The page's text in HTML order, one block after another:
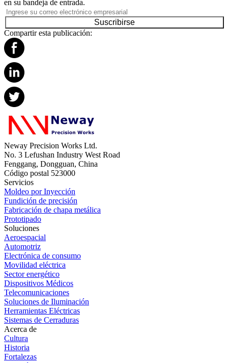
en su bandeja de entrada.
Suscribirse
Compartir esta publicación:
Neway Precision Works Ltd.
No. 3 Lefushan Industry West Road
Fenggang, Dongguan, China
Código postal 523000
Servicios
Moldeo por Inyección
Fundición de precisión
Fabricación de chapa metálica
Prototipado
Soluciones
Aeroespacial
Automotriz
Electrónica de consumo
Movilidad eléctrica
Sector energético
Dispositivos Médicos
Telecomunicaciones
Soluciones de Iluminación
Herramientas Eléctricas
Sistemas de Cerraduras
Acerca de
Cultura
Historia
Fortalezas